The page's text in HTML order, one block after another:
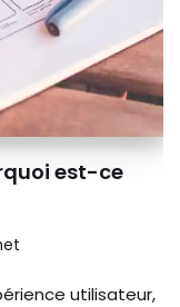
est-ce
utilisateur,